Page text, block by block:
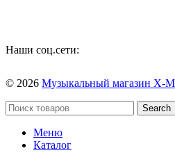
Наши соц.сети:
© 2026 Музыкальный магазин X-
Search
Меню
Каталог